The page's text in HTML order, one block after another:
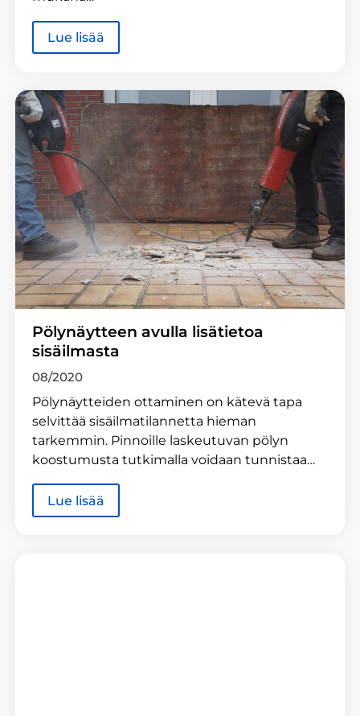
Lue lisää
Pölynäytteen avulla lisätietoa
sisäilmasta
08/2020
Pölynäytteiden ottaminen on kätevä tapa
selvittää sisäilmatilannetta hieman
tarkemmin. Pinnoille laskeutuvan pölyn
koostumusta tutkimalla voidaan tunnistaa…
Lue lisää